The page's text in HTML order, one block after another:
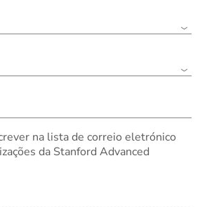
na lista de correio eletrónico
da Stanford Advanced